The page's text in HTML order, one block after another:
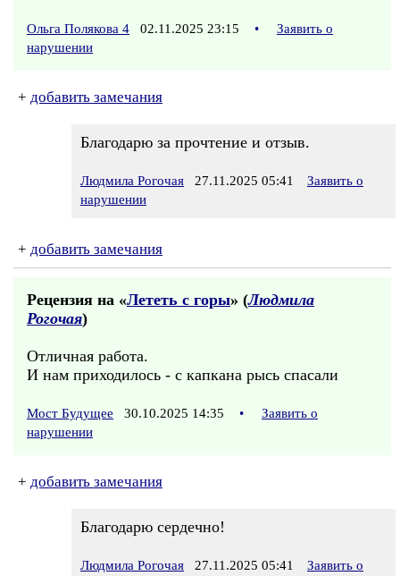
Ольга Полякова 4 02.11.2025 23:15 •
Заявить о
нарушении
+ добавить замечания
Благодарю за прочтение и отзыв.
Людмила Рогочая 27.11.2025 05:41
Заявить о
нарушении
+ добавить замечания
Рецензия на «Лететь с горы» (Людмила
Рогочая)
Отличная работа.
И нам приходилось - с капкана рысь спасали
Мост Будущее 30.10.2025 14:35 •
Заявить о
нарушении
+ добавить замечания
Благодарю сердечно!
Людмила Рогочая 27.11.2025 05:41
Заявить о